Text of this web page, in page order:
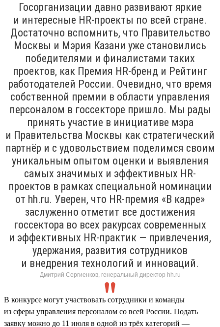
Госорганизации давно развивают яркие
и интересные HR-проекты по всей стране.
Достаточно вспомнить, что Правительство
Москвы и Мэрия Казани уже становились
победителями и финалистами таких
проектов, как Премия HR-бренд и Рейтинг
работодателей России. Очевидно, что время
собственной премии в области управления
персоналом в госсекторе пришло. Мы рады
принять участие в инициативе мэра
и Правительства Москвы как стратегический
партнёр и с удовольствием поделимся своим
уникальным опытом оценки и выявления
самых значимых и эффективных HR-
проектов в рамках специальной номинации
от hh.ru. Уверен, что HR-премия «В кадре»
заслуженно отметит все достижения
госсектора во всех ракурсах современных
и эффективных HR-практик — привлечения,
удержания, развития сотрудников
и внедрения технологий и инноваций.
Дмитрий Сергиенков, генеральный директор hh.ru
В конкурсе могут участвовать сотрудники и команды
из сферы управления персоналом со всей России. Подать
заявку можно до 11 июля в одной из трёх категорий —